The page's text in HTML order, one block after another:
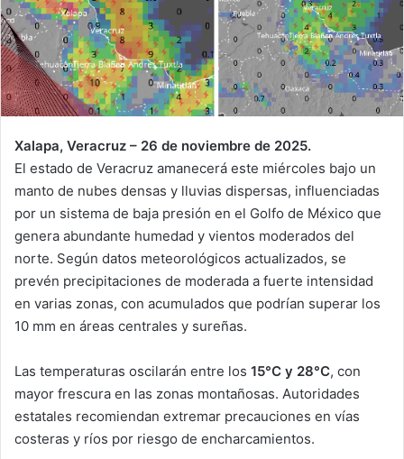
Xalapa, Veracruz – 26 de noviembre de 2025.
El estado de Veracruz amanecerá este miércoles bajo un
manto de nubes densas y lluvias dispersas, influenciadas
por un sistema de baja presión en el Golfo de México que
genera abundante humedad y vientos moderados del
norte. Según datos meteorológicos actualizados, se
prevén precipitaciones de moderada a fuerte intensidad
en varias zonas, con acumulados que podrían superar los
10 mm en áreas centrales y sureñas.
Las temperaturas oscilarán entre los 15°C y 28°C, con
mayor frescura en las zonas montañosas. Autoridades
estatales recomiendan extremar precauciones en vías
costeras y ríos por riesgo de encharcamientos.